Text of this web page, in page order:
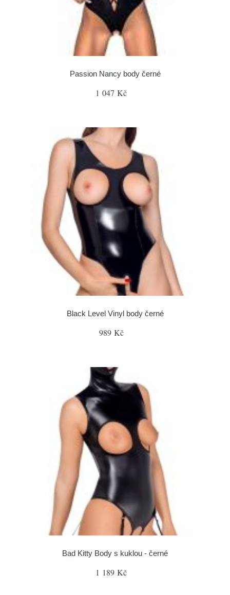
Passion Nancy body černé
1 047 Kč
Black Level Vinyl body černé
989 Kč
Bad Kitty Body s kuklou - černé
1 189 Kč